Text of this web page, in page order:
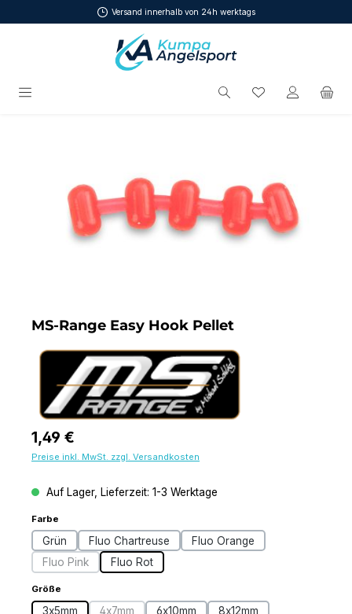
Zum Hauptinhalt springenVersand innerhalb von 24h werktags
Du hast 0
MS-Range Easy Hook Pellet
Regulärer Preis:
1,49 €
Preise inkl. MwSt. zzgl. Versandkosten
Auf Lager, Lieferzeit: 1-3 Werktage
Farbe
Grün Fluo Chartreuse
Fluo Orange
Fluo Pink(Diese Option ist zurzeit nicht verfügbar.)
Fluo Rot
Größe
3x5mm 4x7mm 6x10mm 8x12mm